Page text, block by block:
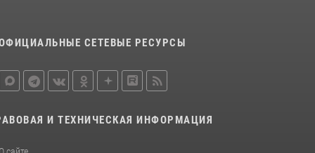
СЕТЕВЫЕ РЕСУРСЫ
И ТЕХНИЧЕСКАЯ ИНФОРМАЦИЯ